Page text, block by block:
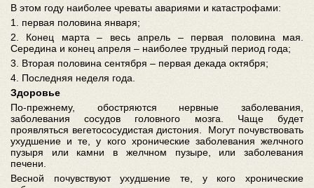
В этом году наиболее чреваты авариями и катастрофами:
1. первая половина января;
2. Конец марта – весь апрель – первая половина мая.
Середина и конец апреля – наиболее трудный период года;
3. Вторая половина сентября – первая декада октября;
4. Последняя неделя года.
Здоровье
По-прежнему, обостряются нервные заболевания,
заболевания сосудов головного мозга. Чаще будет
проявляться вегетососудистая дистония. Могут почувствовать
ухудшение и те, у кого хронические заболевания желчного
пузыря или камни в желчном пузыре, или заболевания
печени.
Весной почувствуют ухудшение те, у кого хронические